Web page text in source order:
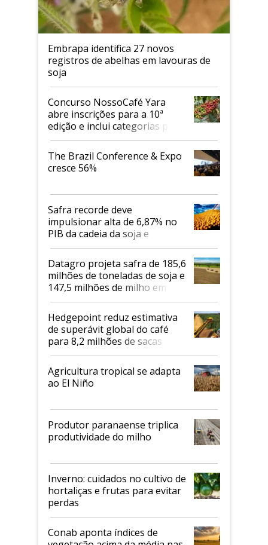
Embrapa identifica 27 novos
registros de abelhas em lavouras de
soja
Concurso NossoCafé Yara
abre inscrições para a 10ª
edição e inclui categorias para
cafés Canephora
The Brazil Conference & Expo
cresce 56%
Safra recorde deve
impulsionar alta de 6,87% no
PIB da cadeia da soja e
biodiesel em 2026
Datagro projeta safra de 185,6
milhões de toneladas de soja e
147,5 milhões de milho em
2026/27
Hedgepoint reduz estimativa
de superávit global do café
para 8,2 milhões de sacas
Agricultura tropical se adapta
ao El Niño
Produtor paranaense triplica
produtividade do milho
Inverno: cuidados no cultivo de
hortaliças e frutas para evitar
perdas
Conab aponta índices de